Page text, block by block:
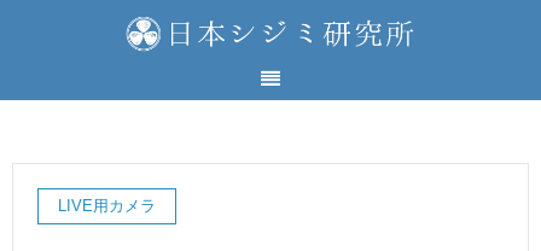
LIVE用カメラ